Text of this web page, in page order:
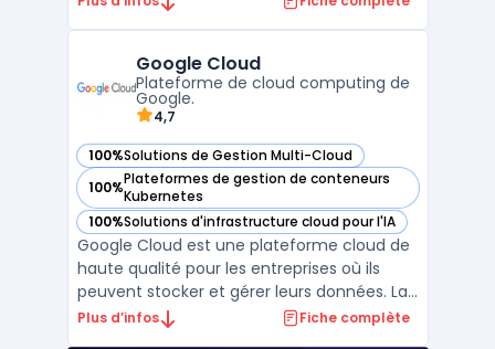
les clients peuvent accéder à une gestion
multi-cloud, ...
Google Cloud
Plateforme de cloud computing de
Google.
4,7
100%Solutions de Gestion Multi-Cloud
— voir Google Cloud dans cette catégorie
100%Plateformes de gestion de conteneurs
Kubernetes
— voir Google Cloud dans cette catégorie
100%Solutions d'infrastructure cloud pour l'IA
— voir Google Cloud dans cette catégorie
Google Cloud est une plateforme cloud de
haute qualité pour les entreprises où ils
peuvent stocker et gérer leurs données. La
gestion multi-cloud permet aux clients
Plus d’infos Fiche complète